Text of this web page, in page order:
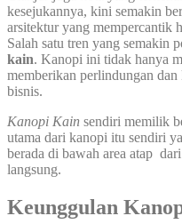
kesejukannya, kini semakin
arsitektur yang mempercantik
Salah satu tren yang semakin
kain. Kanopi ini tidak hanya
memberikan perlindungan
bisnis.
Kanopi Kain sendiri memilik
utama dari kanopi itu sendiri
berada di bawah area atap
langsung.
Keunggulan